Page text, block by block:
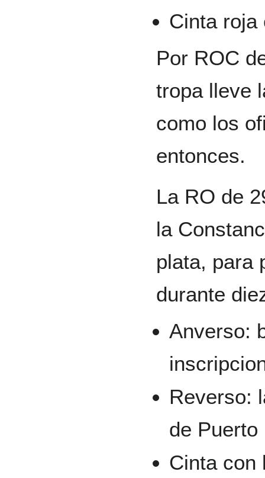
Cinta roja
Por ROC
tropa lleve
como los
entonces.
La RO de
la
plata, para
durante
Anverso:
Reverso:
de Puerto
Cinta con